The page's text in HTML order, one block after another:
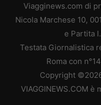
Viagginews.com di
Nicola Marchese 10,
e Partita
Testata Giornalistica
Roma con
Copyright
VIAGGINEWS.COM